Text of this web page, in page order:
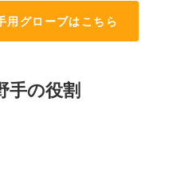
用グローブはこちら
手の役割